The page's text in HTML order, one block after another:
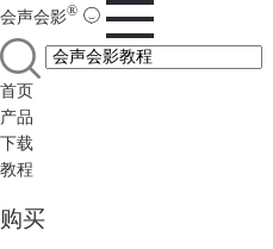
会声会影®
首页
产品
下载
教程
购买